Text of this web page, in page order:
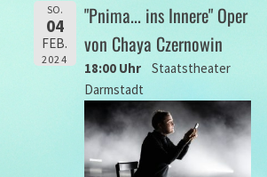
SO.
04
FEB.
2024
"Pnima... ins Innere" Oper
von Chaya Czernowin
18:00 Uhr
Staatstheater
Darmstadt